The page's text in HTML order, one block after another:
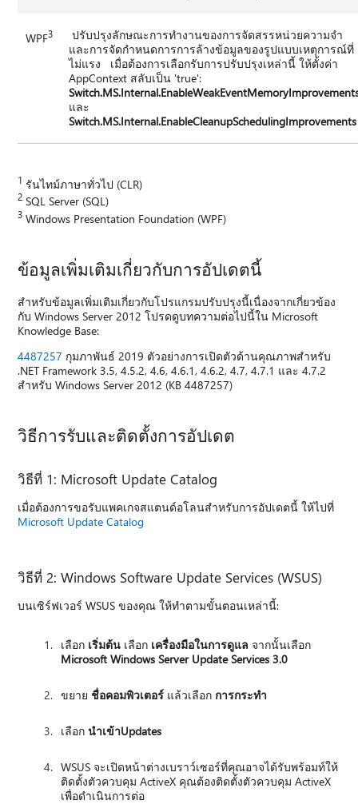
WPF3
ปรับปรุงลักษณะการทํางานของการจัดสรรหน่วยความจํา
และการจัดกําหนดการการล้างข้อมูลของรูปแบบเหตุการณ์ที่
ไม่แรง เมื่อต้องการเลือกรับการปรับปรุงเหล่านี้ ให้ตั้งค่า
AppContext สลับเป็น 'true':
และ
Switch.MS.Internal.EnableCleanupSchedulingImprovements
1 รันไทม์ภาษาทั่วไป (CLR)
2 SQL Server (SQL)
3 Windows Presentation Foundation (WPF)
ข้อมูลเพิ่มเติมเกี่ยวกับการอัปเดตนี้
สําหรับข้อมูลเพิ่มเติมเกี่ยวกับโปรแกรมปรับปรุงนี้เนื่องจากเกี่ยวข้อง
กับ Windows Server 2012 โปรดดูบทความต่อไปนี้ใน Microsoft
Knowledge Base:
4487257 กุมภาพันธ์ 2019 ตัวอย่างการเปิดตัวด้านคุณภาพสําหรับ
.NET Framework 3.5, 4.5.2, 4.6, 4.6.1, 4.6.2, 4.7, 4.7.1 และ 4.7.2
สําหรับ Windows Server 2012 (KB 4487257)
วิธีการรับและติดตั้งการอัปเดต
วิธีที่ 1: Microsoft Update Catalog
เมื่อต้องการขอรับแพคเกจสแตนด์อโลนสําหรับการอัปเดตนี้ ให้ไปที่
Microsoft Update Catalog
วิธีที่ 2: Windows Software Update Services (WSUS)
บนเซิร์ฟเวอร์ WSUS ของคุณ ให้ทําตามขั้นตอนเหล่านี้:
เลือก เริ่มต้น เลือก เครื่องมือในการดูแล จากนั้นเลือก
Microsoft Windows Server Update Services 3.0
ขยาย ชื่อคอมพิวเตอร์ แล้วเลือก การกระทํา
เลือกนําเข้าUpdates
WSUS จะเปิดหน้าต่างเบราว์เซอร์ที่คุณอาจได้รับพร้อมท์ให้
ติดตั้งตัวควบคุม ActiveX คุณต้องติดตั้งตัวควบคุม ActiveX
เพื่อดําเนินการต่อ